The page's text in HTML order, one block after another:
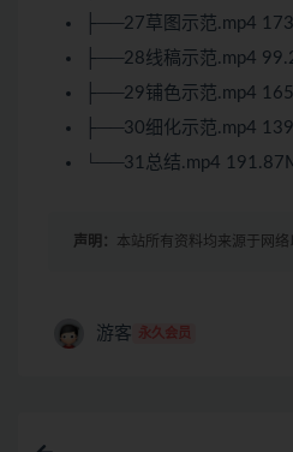
├──27草图示范.mp4
├──28线稿示范.mp4
├──29铺色示范.mp4
├──30细化示范.mp4
└──31总结.mp4
声明： 本站所有资料均来源于网
游客 永久会员